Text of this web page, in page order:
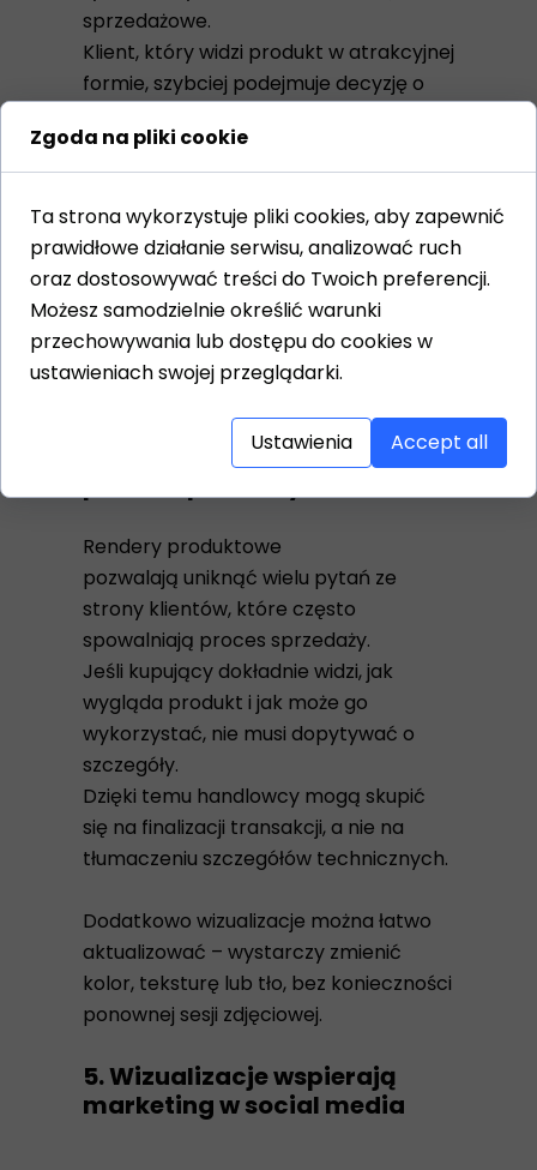
sprzedażowe.
Klient, który widzi produkt w atrakcyjnej
formie, szybciej podejmuje decyzję o
Z badań wynika, że aż 80% kupujących
online przyznaje, że jakość zdjęć i
grafik ma kluczowe znaczenie przy
wyborze oferty.
Wizualizacje pozwalają też pokazać
funkcjonalność produktu – np. sposób
montażu, zastosowanie czy możliwości
4. Wizualizacje skracają
Rendery produktowe
pozwalają uniknąć wielu pytań ze
strony klientów, które często
spowalniają proces sprzedaży.
Jeśli kupujący dokładnie widzi, jak
wygląda produkt i jak może go
wykorzystać, nie musi dopytywać o
szczegóły.
Dzięki temu handlowcy mogą skupić
się na finalizacji transakcji, a nie na
tłumaczeniu szczegółów technicznych.
Dodatkowo wizualizacje można łatwo
aktualizować – wystarczy zmienić
kolor, teksturę lub tło, bez konieczności
ponownej sesji zdjęciowej.
5. Wizualizacje wspierają
marketing w social media
Zgoda na pliki cookie
Ta strona wykorzystuje pliki cookies, aby zapewnić
prawidłowe działanie serwisu, analizować ruch
oraz dostosowywać treści do Twoich preferencji.
Możesz samodzielnie określić warunki
przechowywania lub dostępu do cookies w
ustawieniach swojej przeglądarki.
Ustawienia Accept all